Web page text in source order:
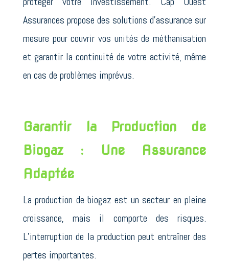
Assurances propose des solutions d’assurance sur
mesure pour couvrir vos unités de méthanisation
et garantir la continuité de votre activité, même
en cas de problèmes imprévus.
Garantir la Production de
Biogaz : Une Assurance
Adaptée
La production de biogaz est un secteur en pleine
croissance, mais il comporte des risques.
L’interruption de la production peut entraîner des
pertes importantes.